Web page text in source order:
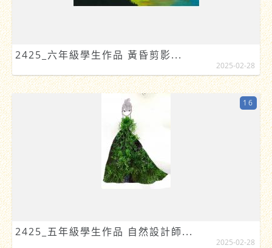
2425_六年級學生作品 黃昏剪影...
2025-02-28
2425_五年級學生作品 自然設計師...
16
2025-02-28